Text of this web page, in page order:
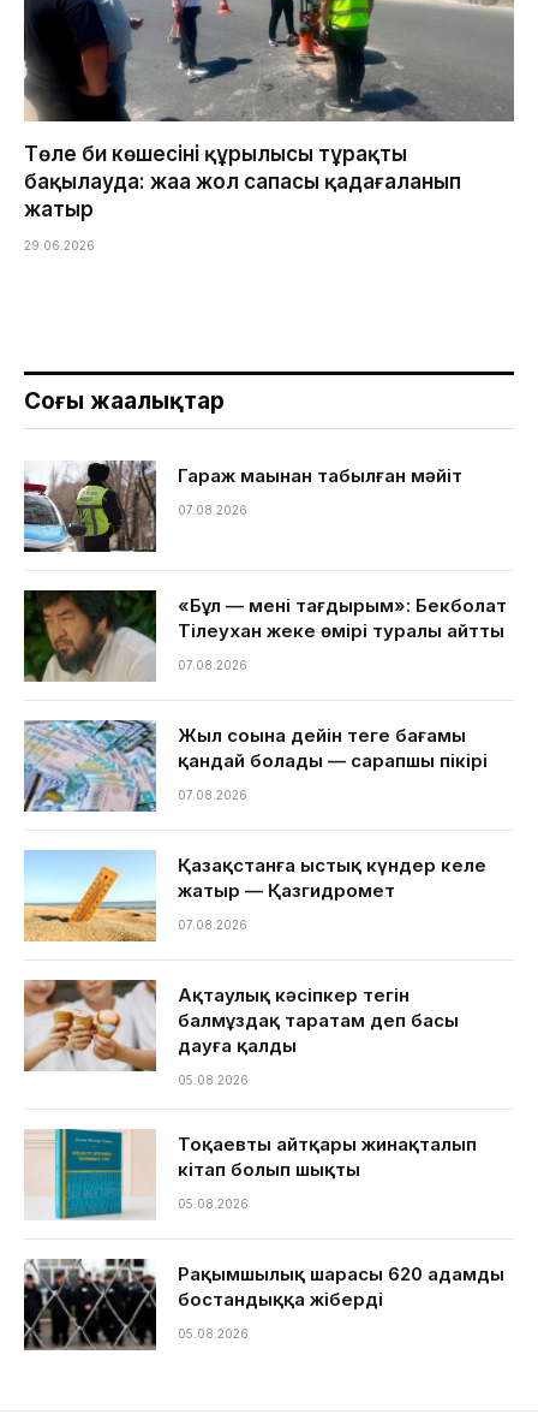
Төле би көшесінің құрылысы тұрақты
бақылауда: жаңа жол сапасы қадағаланып
жатыр
29.06.2026
Соңғы жаңалықтар
Гараж маңынан табылған мәйіт
07.08.2026
«Бұл — менің тағдырым»: Бекболат
Тілеухан жеке өмірі туралы айтты
07.08.2026
Жыл соңына дейін теңге бағамы
қандай болады — сарапшы пікірі
07.08.2026
Қазақстанға ыстық күндер келе
жатыр — Қазгидромет
07.08.2026
Ақтаулық кәсіпкер тегін
балмұздақ таратам деп басы
дауға қалды
05.08.2026
Тоқаевтың айтқары жинақталып
кітап болып шықты
05.08.2026
Рақымшылық шарасы 620 адамды
бостандыққа жіберді
05.08.2026